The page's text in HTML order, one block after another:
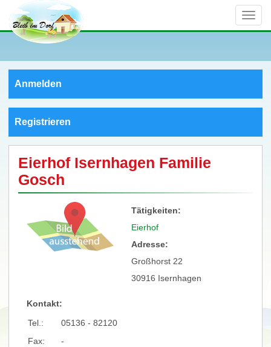
Toggle
Anmelden
Registrieren
Eierhof Isernhagen Familie
Gosch
Tätigkeiten:
Eierhof
Adresse:
Großhorst 22
30916 Isernhagen
Kontakt:
Tel.:
05136 - 82120
Fax:
-